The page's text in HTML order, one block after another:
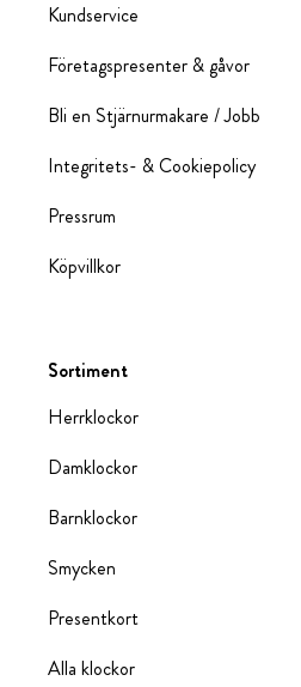
Kundservice
Företagspresenter & gåvor
Bli en Stjärnurmakare / Jobb
Integritets- & Cookiepolicy
Pressrum
Köpvillkor
Sortiment
Herrklockor
Damklockor
Barnklockor
Smycken
Presentkort
Alla klockor